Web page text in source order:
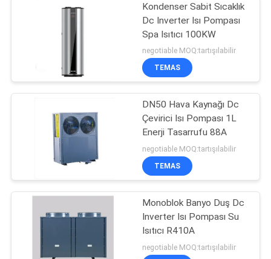
HABERLER
DURUMLAR
BIR
İNDIRIM
HARITASI
GIZLILIK
POLITIKASI
Yüzme Havuzu Hava
Kaynaklı Isı
Pompası
28
Spa Isı Pompası
8
Kondenser Sabit Sıcaklık
Dc Inverter Isı Pompası
Spa Isıtıcı 100KW
negotiable MOQ:tartışılabilir
TEMAS
DN50 Hava Kaynağı Dc
Çevirici Isı Pompası 1L
Enerji Tasarrufu 88A
negotiable MOQ:tartışılabilir
TEMAS
Monoblok Banyo Duş Dc
Inverter Isı Pompası Su
Isıtıcı R410A
negotiable MOQ:tartışılabilir